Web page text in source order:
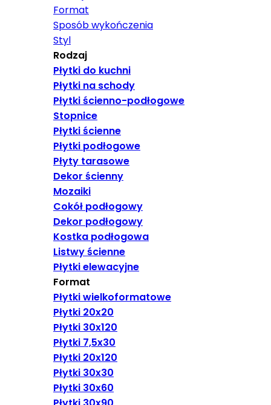
Format
Sposób wykończenia
Styl
Rodzaj
Płytki do kuchni
Płytki na schody
Płytki ścienno-podłogowe
Stopnice
Płytki ścienne
Płytki podłogowe
Płyty tarasowe
Dekor ścienny
Mozaiki
Cokół podłogowy
Dekor podłogowy
Kostka podłogowa
Listwy ścienne
Płytki elewacyjne
Format
Płytki wielkoformatowe
Płytki 20x20
Płytki 30x120
Płytki 7,5x30
Płytki 20x120
Płytki 30x30
Płytki 30x60